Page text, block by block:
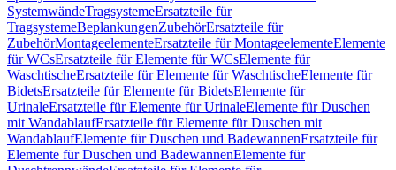
SystemwändeTragsystemeErsatzteile für
TragsystemeBeplankungenZubehörErsatzteile für
ZubehörMontageelementeErsatzteile für MontageelementeElemente
für WCsErsatzteile für Elemente für WCsElemente für
WaschtischeErsatzteile für Elemente für WaschtischeElemente für
BidetsErsatzteile für Elemente für BidetsElemente für
UrinaleErsatzteile für Elemente für UrinaleElemente für Duschen
mit WandablaufErsatzteile für Elemente für Duschen mit
WandablaufElemente für Duschen und BadewannenErsatzteile für
Elemente für Duschen und BadewannenElemente für